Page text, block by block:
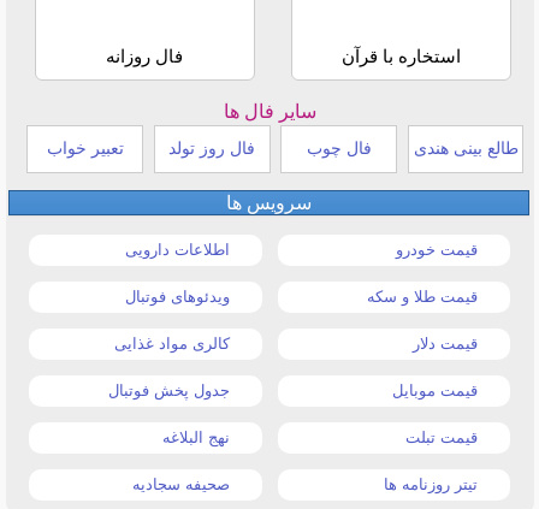
استخاره با قرآن فال روزانه
سایر فال ها
طالع بینی هندی فال چوب فال روز تولد تعبیر خواب
سرویس ها
قیمت خودرو اطلاعات دارویی
قیمت طلا و سکه ویدئوهای فوتبال
قیمت دلار کالری مواد غذایی
قیمت موبایل جدول پخش فوتبال
قیمت تبلت نهج البلاغه
تیتر روزنامه ها صحیفه سجادیه